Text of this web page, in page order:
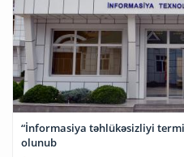
“İnformasiya təhlükəsizliyi
olunub